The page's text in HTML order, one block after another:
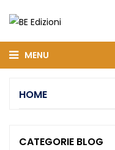
MENU
HOME
CATEGORIE BLOG